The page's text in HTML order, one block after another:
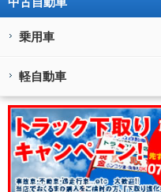
乗用車
軽自動車